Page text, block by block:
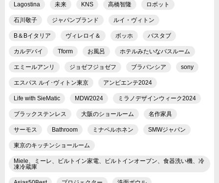
Lagostina 未来 KNS 高橋智隆 ロボット
石川敬子 ジャパンブランド ルイ・ヴィトン
B＆Bイタリア ヴィレロイ＆ ボッホ バスタブ
カルデバイ Tform お風呂 ホテルみたいなバスルーム
エミールアンリ ジョゼフジョゼフ ブラバンシア sony
エスパス ルイ･ヴィトン東京 アンビエンテ2024
Life with SieMatic MDW2024 ミラノデザインウィーク2024
ブラックステンレス 大阪のショールーム 名作家具
サーモス Bathroom ミナペルホネン SMWジャパン
東京のキッチンショールーム
Miele、ミーレ、ビルトイン家電、ビルトインオーブン、食器洗い機、冷
凍冷蔵庫